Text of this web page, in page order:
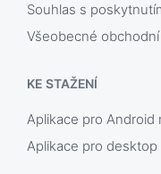
Souhlas s
Všeobecné
KE STAŽENÍ
Aplikace pro Android
Aplikace pro